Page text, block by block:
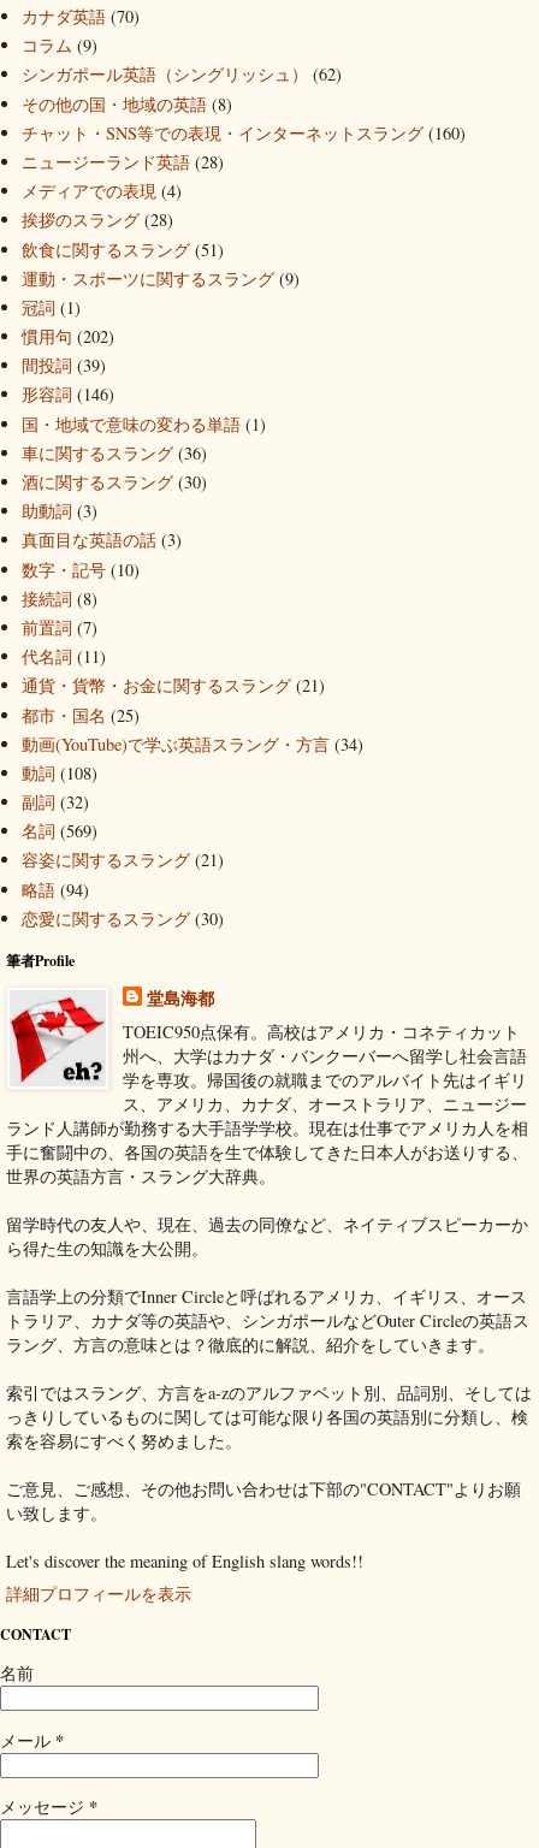
カナダ英語 (70)
コラム (9)
シンガポール英語（シングリッシュ）
(62)
その他の国・地域の英語 (8)
チャット・SNS等での表現・インターネットスラング (160)
ニュージーランド英語 (28)
メディアでの表現 (4)
挨拶のスラング (28)
飲食に関するスラング (51)
運動・スポーツに関するスラング (9)
冠詞 (1)
慣用句 (202)
間投詞 (39)
形容詞 (146)
国・地域で意味の変わる単語 (1)
車に関するスラング (36)
酒に関するスラング (30)
助動詞 (3)
真面目な英語の話 (3)
数字・記号 (10)
接続詞 (8)
前置詞 (7)
代名詞 (11)
通貨・貨幣・お金に関するスラング (21)
都市・国名 (25)
動画(YouTube)で学ぶ英語スラング・方言 (34)
動詞 (108)
副詞 (32)
名詞 (569)
容姿に関するスラング (21)
略語 (94)
恋愛に関するスラング (30)
筆者Profile
堂島海都
TOEIC950点保有。高校はアメリカ・コネティカット
州へ、大学はカナダ・バンクーバーへ留学し社会言語
学を専攻。帰国後の就職までのアルバイト先はイギリ
ス、アメリカ、カナダ、オーストラリア、ニュージー
ランド人講師が勤務する大手語学学校。現在は仕事でアメリカ人を相
手に奮闘中の、各国の英語を生で体験してきた日本人がお送りする、
世界の英語方言・スラング大辞典。
留学時代の友人や、現在、過去の同僚など、ネイティブスピーカーか
ら得た生の知識を大公開。
言語学上の分類でInner Circleと呼ばれるアメリカ、イギリス、オース
トラリア、カナダ等の英語や、シンガポールなどOuter Circleの英語ス
ラング、方言の意味とは？徹底的に解説、紹介をしていきます。
索引ではスラング、方言をa-zのアルファベット別、品詞別、そしては
っきりしているものに関しては可能な限り各国の英語別に分類し、検
索を容易にすべく努めました。
ご意見、ご感想、その他お問い合わせは下部の"CONTACT"よりお願
い致します。
Let's discover the meaning of English slang words!!
詳細プロフィールを表示
CONTACT
名前
メール *
メッセージ *